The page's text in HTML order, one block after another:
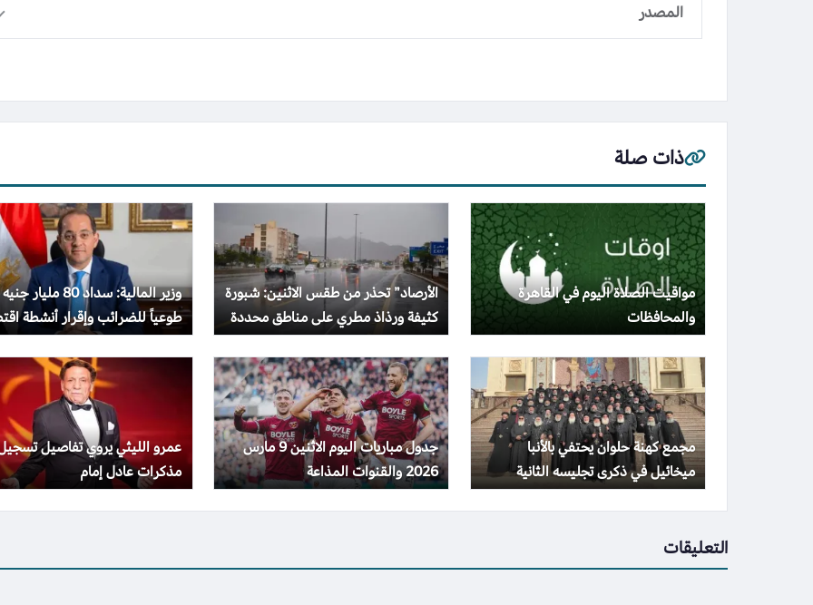
المصدر
ذات صلة
مواقيت الصلاة اليوم في القاهرة
والمحافظات
الأرصاد” تحذر من طقس الاثنين: شبورة
كثيفة ورذاذ مطري على مناطق محددة
وزير المالية: سداد 80 مليار جنيه
طوعياً للضرائب وإقرار أنشطة
بقيمة تريليون جنيه
مجمع كهنة حلوان يحتفي بالأنبا
ميخائيل في ذكرى تجليسه الثانية
جدول مباريات اليوم الاثنين 9 مارس
2026 والقنوات المذاعة
عمرو الليثي يروي تفاصيل
مذكرات عادل إمام
التعليقات